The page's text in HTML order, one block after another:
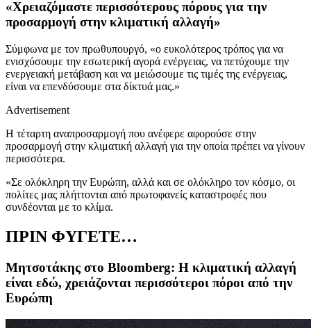
«Χρειαζόμαστε περισσότερους πόρους για την
προσαρμογή στην κλιματική αλλαγή»
Σύμφωνα με τον πρωθυπουργό, «ο ευκολότερος τρόπος για να
ενισχύσουμε την εσωτερική αγορά ενέργειας, να πετύχουμε την
ενεργειακή μετάβαση και να μειώσουμε τις τιμές της ενέργειας,
είναι να επενδύσουμε στα δίκτυά μας.»
Advertisement
Η τέταρτη αναπροσαρμογή που ανέφερε αφορούσε στην
προσαρμογή στην κλιματική αλλαγή για την οποία πρέπει να γίνουν
περισσότερα.
«Σε ολόκληρη την Ευρώπη, αλλά και σε ολόκληρο τον κόσμο, οι
πολίτες μας πλήττονται από πρωτοφανείς καταστροφές που
συνδέονται με το κλίμα.
ΠΡΙΝ ΦΥΓΕΤΕ…
Μητσοτάκης στο Bloomberg: Η κλιματική αλλαγή
είναι εδώ, χρειάζονται περισσότεροι πόροι από την
Ευρώπη